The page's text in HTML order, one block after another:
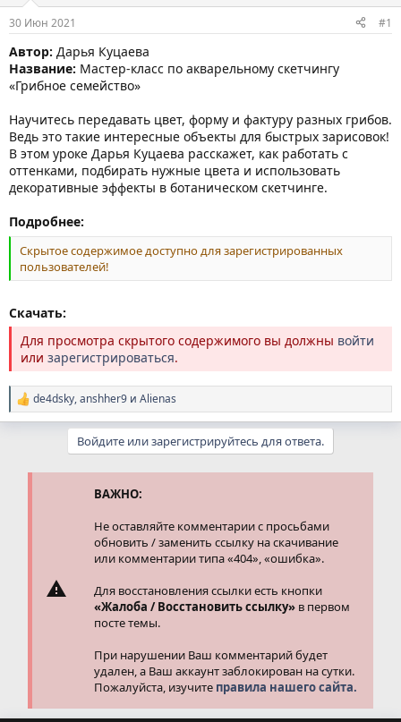
м
ы
а
л
а
30 Июн 2021 #1
Автор: Дарья Куцаева
Название: Мастер-класс по акварельному скетчингу
«Грибное семейство»
Научитесь передавать цвет, форму и фактуру разных грибов.
Ведь это такие интересные объекты для быстрых зарисовок!
В этом уроке Дарья Куцаева расскажет, как работать с
оттенками, подбирать нужные цвета и использовать
декоративные эффекты в ботаническом скетчинге.
Подробнее:
Скрытое содержимое доступно для зарегистрированных
пользователей!
Скачать:
Для просмотра скрытого содержимого вы должны войти
или зарегистрироваться.
Р
е
de4dsky,anshher9 и Alienas
Войдите или зарегистрируйтесь для ответа.
ВАЖНО:
Не оставляйте комментарии с просьбами
обновить / заменить ссылку на скачивание
или комментарии типа «404», «ошибка».
Для восстановления ссылки есть кнопки
«Жалоба / Восстановить ссылку» в первом
посте темы.
При нарушении Ваш комментарий будет
удален, а Ваш аккаунт заблокирован на сутки.
Пожалуйста, изучите правила нашего сайта.